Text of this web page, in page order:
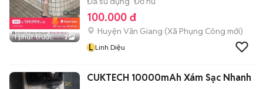
1 phút trước 2
100.000 đ
Huyện Văn Giang (Xã Phụng Công mới)
L Linh Diệu
CUKTECH 10000mAh Xám Sạc Nhanh